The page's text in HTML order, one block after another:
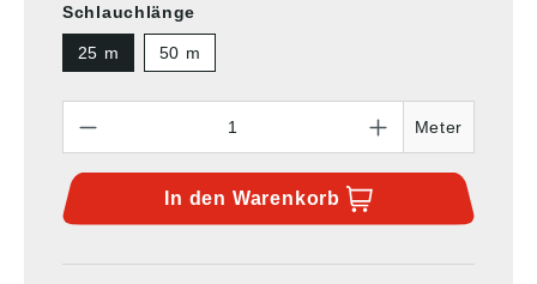
Schlauchlänge
25 m 50 m
Meter
In den Warenkorb